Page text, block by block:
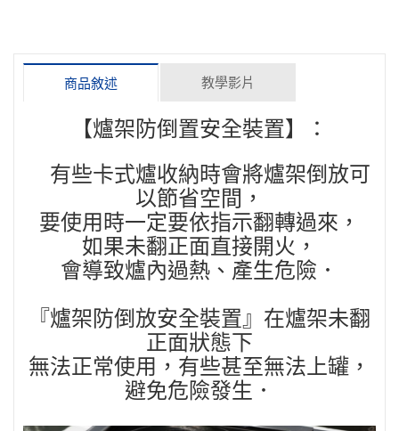
商品敘述 教學影片
【爐架防倒置安全裝置】：
有些卡式爐收納時會將爐架倒放可
以節省空間，
要使用時一定要依指示翻轉過來，
如果未翻正面直接開火，
會導致爐內過熱、產生危險．
『爐架防倒放安全裝置』在爐架未翻
正面狀態下
無法正常使用，有些甚至無法上罐，
避免危險發生．